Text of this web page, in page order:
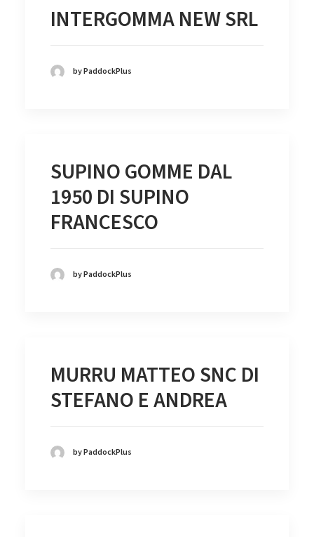
INTERGOMMA NEW SRL
by PaddockPlus
SUPINO GOMME DAL
1950 DI SUPINO
FRANCESCO
by PaddockPlus
MURRU MATTEO SNC DI
STEFANO E ANDREA
by PaddockPlus